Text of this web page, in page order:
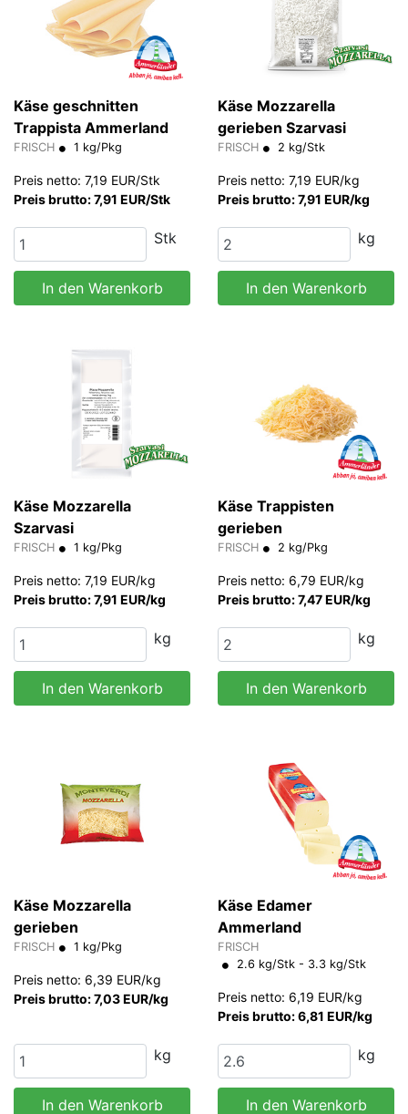
Käse geschnitten
Trappista Ammerland
FRISCH 1 kg/Pkg
Preis netto: 7,19 EUR/Stk
Preis brutto: 7,91 EUR/Stk
Stk
In den Warenkorb
Käse Mozzarella
gerieben Szarvasi
FRISCH 2 kg/Stk
Preis netto: 7,19 EUR/kg
Preis brutto: 7,91 EUR/kg
kg
In den Warenkorb
Käse Mozzarella
Szarvasi
FRISCH 1 kg/Pkg
Preis netto: 7,19 EUR/kg
Preis brutto: 7,91 EUR/kg
kg
In den Warenkorb
Käse Trappisten
gerieben
FRISCH 2 kg/Pkg
Preis netto: 6,79 EUR/kg
Preis brutto: 7,47 EUR/kg
kg
In den Warenkorb
Käse Mozzarella
gerieben
FRISCH 1 kg/Pkg
Preis netto: 6,39 EUR/kg
Preis brutto: 7,03 EUR/kg
kg
In den Warenkorb
Käse Edamer
Ammerland
FRISCH
2.6 kg/Stk - 3.3 kg/Stk
Preis netto: 6,19 EUR/kg
Preis brutto: 6,81 EUR/kg
kg
In den Warenkorb